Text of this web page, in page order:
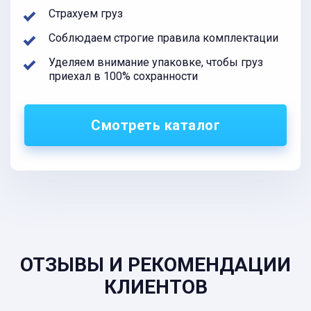
Страхуем груз
Соблюдаем строгие правила комплектации
Уделяем внимание упаковке, чтобы груз
приехал в 100% сохранности
Смотреть каталог
ОТЗЫВЫ И РЕКОМЕНДАЦИИ
КЛИЕНТОВ